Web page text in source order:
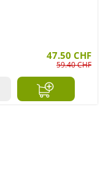
von 4 von 5 Sternen
47.50 CHF
59.40 CHF